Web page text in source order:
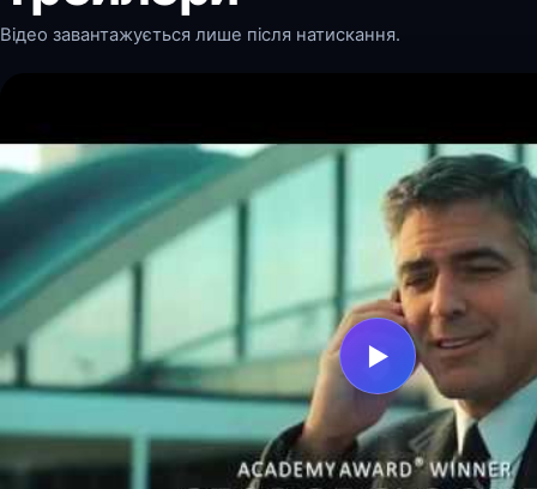
Відео завантажується лише після натискання.
▶